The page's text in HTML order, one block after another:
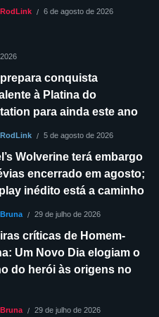
RodLink 6 de agosto de 2026
conquista
à Platina do
para ainda este ano
RodLink 5 de agosto de 2026
Wolverine terá embargo
encerrado em agosto;
inédito está a caminho
Bruna 29 de julho de 2026
críticas de Homem-
Um Novo Dia elogiam o
do herói às origens no
Bruna 29 de julho de 2026